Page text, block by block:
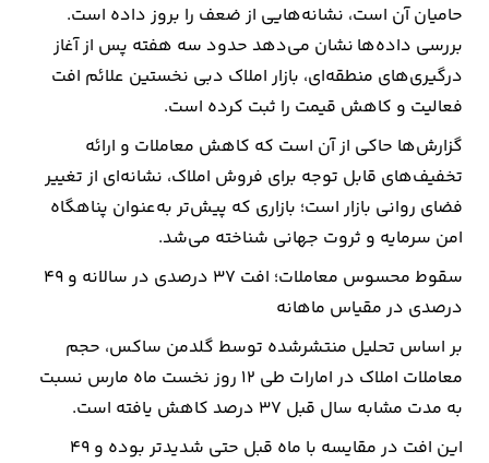
اقتصاد
ایران
ارتباطات
خودرو
عمومی
نوتیف
شناور
حامیان آن است، نشانه‌هایی از ضعف را بروز داده است.
بررسی داده‌ها نشان می‌دهد حدود سه هفته پس از آغاز
درگیری‌های منطقه‌ای، بازار املاک دبی نخستین علائم افت
فعالیت و کاهش قیمت را ثبت کرده است.
گزارش‌ها حاکی از آن است که کاهش معاملات و ارائه
تخفیف‌های قابل توجه برای فروش املاک، نشانه‌ای از تغییر
فضای روانی بازار است؛ بازاری که پیش‌تر به‌عنوان پناهگاه
امن سرمایه و ثروت جهانی شناخته می‌شد.
سقوط محسوس معاملات؛ افت 37 درصدی در سالانه و 49
درصدی در مقیاس ماهانه
بر اساس تحلیل منتشرشده توسط گلدمن ساکس، حجم
معاملات املاک در امارات طی 12 روز نخست ماه مارس نسبت
به مدت مشابه سال قبل 37 درصد کاهش یافته است.
این افت در مقایسه با ماه قبل حتی شدیدتر بوده و 49